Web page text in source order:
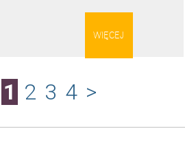
WIĘCEJ
1 2 3 4 >